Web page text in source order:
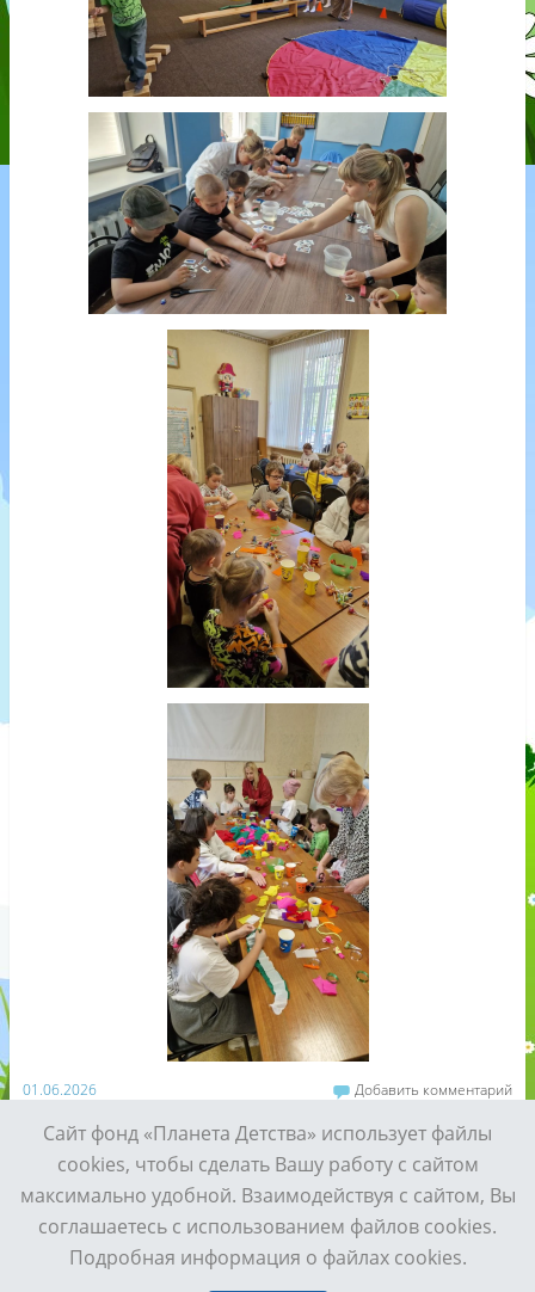
01.06.2026 Добавить комментарий
Просмотр полной версии сайта
Сайт работает на WordPress
Сайт фонд «Планета Детства» использует файлы
cookies, чтобы сделать Вашу работу с сайтом
максимально удобной. Взаимодействуя с сайтом, Вы
соглашаетесь с использованием файлов cookies.
Подробная информация о файлах cookies.